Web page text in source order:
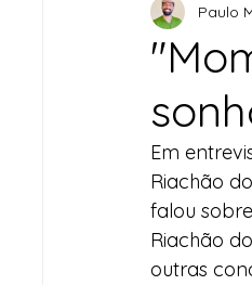
Entrevistas
Cidades
Desenvolvimento
Imprensa
Paulo
Em
Riachão
falou
Riachão
outras